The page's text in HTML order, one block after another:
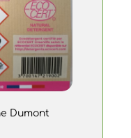
Dumont